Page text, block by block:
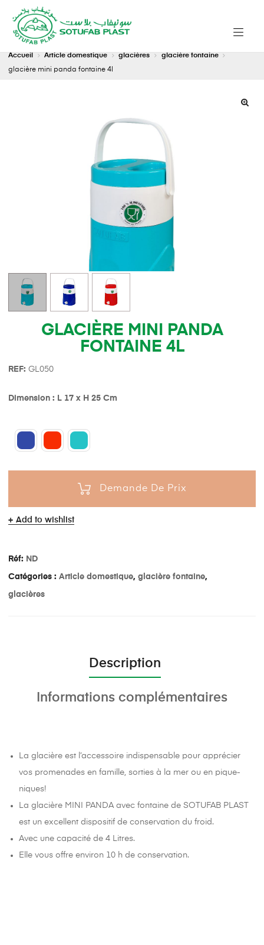
Accueil Article domestique glacières
glacière fontaine
glacière mini panda fontaine 4l
GLACIÈRE MINI PANDA
FONTAINE 4L
REF: GL050
Dimension : L 17 x H 25 Cm
Demande De Prix
Add to wishlist
Réf: ND
Catégories : Article domestique, glacière fontaine,
glacières
Description
Informations complémentaires
La glacière est l’accessoire indispensable pour apprécier
vos promenades en famille, sorties à la mer ou en pique-
niques!
La glacière MINI PANDA avec fontaine de SOTUFAB PLAST
est un excellent dispositif de conservation du froid.
Avec une capacité de 4 Litres.
Elle vous offre environ 10 h de conservation.